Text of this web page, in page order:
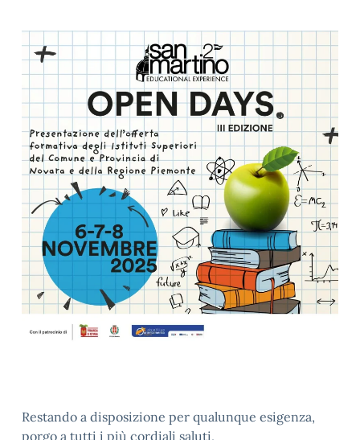
Restando a disposizione per qualunque esigenza,
porgo a tutti i più cordiali saluti,